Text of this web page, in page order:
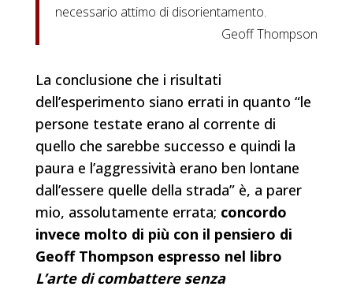
necessario attimo di disorientamento.
Geoff Thompson
La conclusione che i risultati
dell’esperimento siano errati in quanto “le
persone testate erano al corrente di
quello che sarebbe successo e quindi la
paura e l’aggressività erano ben lontane
dall’essere quelle della strada” è, a parer
mio, assolutamente errata; concordo
invece molto di più con il pensiero di
Geoff Thompson espresso nel libro
L’arte di combattere senza